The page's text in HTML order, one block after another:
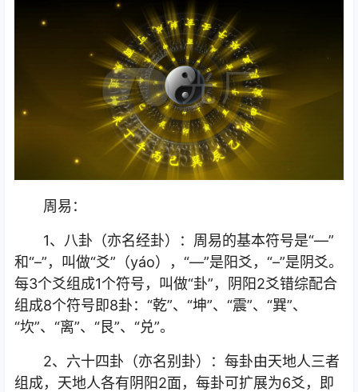
周易：
1、八卦（亦名经卦）：周易的基本符号是“—”
和“–”，叫做“爻”（yáo），“—”是阳爻，“–”是阴爻。
每3个爻组成1个符号，叫做“卦”，阴阳2爻错综配合
组成8个符号即8卦：“乾”、“坤”、“震”、“巽”、
“坎”、“离”、“艮”、“兑”。
2、六十四卦（亦名别卦）：每卦由天地人三者
组成，天地人各有阴阳2面，每卦可扩展为6爻，即